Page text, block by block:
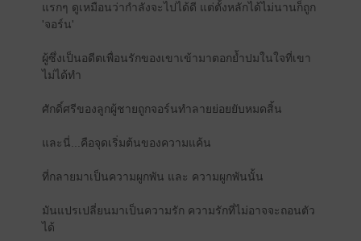
แรกๆ ดูเหมือนว่ากำลังจะไปได้ดี แต่ตั้งหลักได้ไม่นานก็ถูก
'จอร์น'
ผู้ซึ่งเป็นอดีตเพื่อนรักของเขาเข้ามาตอกย้ำปมในใจที่เขา
ไม่ได้ทำ
ศักดิ์ศรีของลูกผู้ชายถูกจอร์นทำลายย่อยยับหมดสิ้น
และนี่...คือจุดเริ่มต้นของความแค้น
ที่กลายมาเป็นความผูกพัน และ ความผูกพันนั้น
มันแปรเปลี่ยนมาเป็นความรัก ความรักที่ไม่อาจจะถอนตัว
ได้